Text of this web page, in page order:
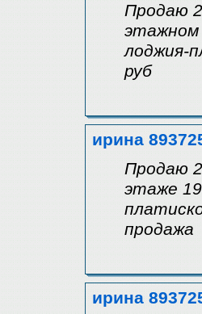
Продаю
этажном
лоджия-
руб
ирина
Продаю
этаже
продажа
ирина